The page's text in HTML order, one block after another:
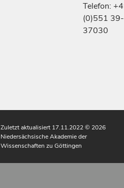
Telefon:
(0)551 39-
37030
Zuletzt aktualisiert 17.11.2022© 2026
Niedersächsische Akademie der
Wissenschaften zu Göttingen